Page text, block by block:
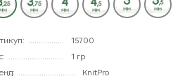
15700
1 гр
KnitPro